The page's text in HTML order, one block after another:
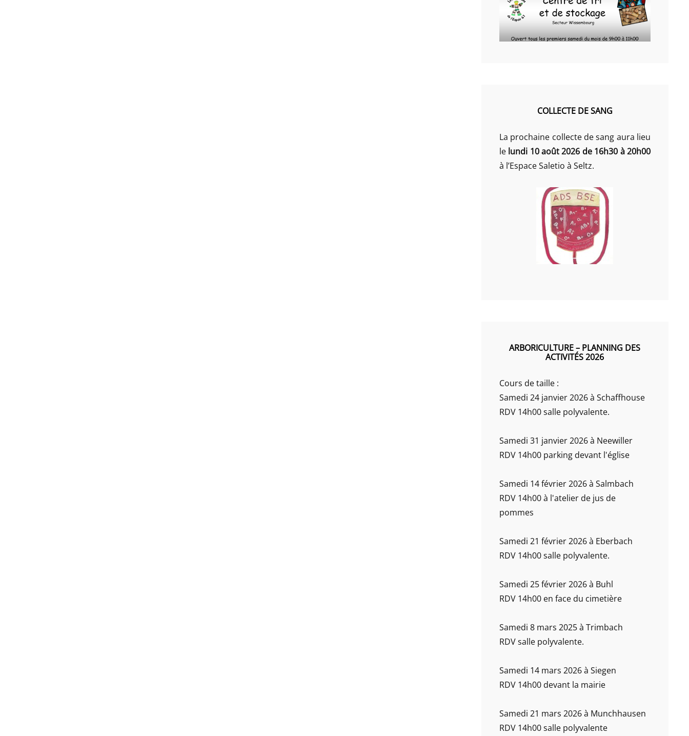
COLLECTE DE SANG
La prochaine collecte de sang aura lieu
le lundi 10 août 2026 de 16h30 à 20h00
à l’Espace Saletio à Seltz.
ARBORICULTURE – PLANNING DES
ACTIVITÉS 2026
Cours de taille :
Samedi 24 janvier 2026 à Schaffhouse
RDV 14h00 salle polyvalente.
Samedi 31 janvier 2026 à Neewiller
RDV 14h00 parking devant l'église
Samedi 14 février 2026 à Salmbach
RDV 14h00 à l'atelier de jus de
pommes
Samedi 21 février 2026 à Eberbach
RDV 14h00 salle polyvalente.
Samedi 25 février 2026 à Buhl
RDV 14h00 en face du cimetière
Samedi 8 mars 2025 à Trimbach
RDV salle polyvalente.
Samedi 14 mars 2026 à Siegen
RDV 14h00 devant la mairie
Samedi 21 mars 2026 à Munchhausen
RDV 14h00 salle polyvalente